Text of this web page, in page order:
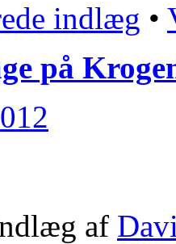
indlæg •
på
af